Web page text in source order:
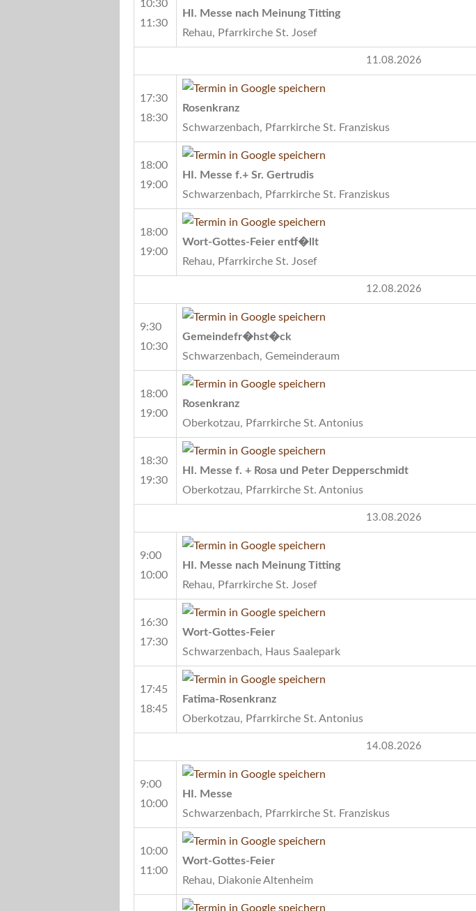
10:30
11:30
HI. Messe nach Meinung Titting
Rehau, Pfarrkirche St. Josef
11.08.2026
17:30
18:30
Rosenkranz
Schwarzenbach, Pfarrkirche St. Franziskus
18:00
19:00
HI. Messe f.+ Sr. Gertrudis
Schwarzenbach, Pfarrkirche St. Franziskus
18:00
19:00
Wort-Gottes-Feier entf�llt
Rehau, Pfarrkirche St. Josef
12.08.2026
9:30
10:30
Gemeindefr�hst�ck
Schwarzenbach, Gemeinderaum
18:00
19:00
Rosenkranz
Oberkotzau, Pfarrkirche St. Antonius
18:30
19:30
HI. Messe f. + Rosa und Peter Depperschmidt
Oberkotzau, Pfarrkirche St. Antonius
13.08.2026
9:00
10:00
HI. Messe nach Meinung Titting
Rehau, Pfarrkirche St. Josef
16:30
17:30
Wort-Gottes-Feier
Schwarzenbach, Haus Saalepark
17:45
18:45
Fatima-Rosenkranz
Oberkotzau, Pfarrkirche St. Antonius
14.08.2026
9:00
10:00
HI. Messe
Schwarzenbach, Pfarrkirche St. Franziskus
10:00
11:00
Wort-Gottes-Feier
Rehau, Diakonie Altenheim